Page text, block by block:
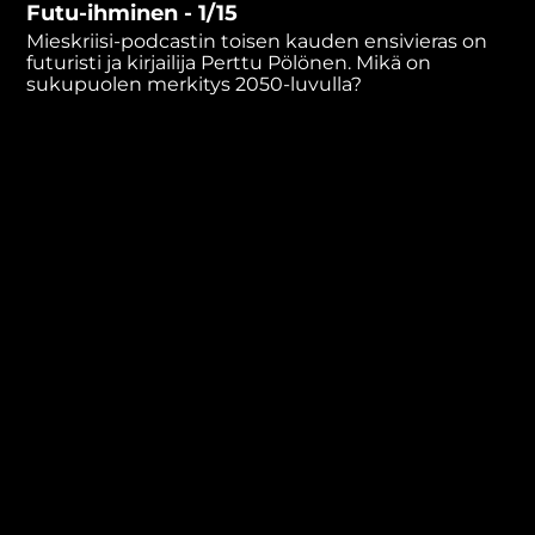
minutes,
41
seconds
Futu-ihminen - 1/15
Mieskriisi-podcastin toisen kauden ensivieras on
futuristi ja kirjailija Perttu Pölönen. Mikä on
sukupuolen merkitys 2050-luvulla?